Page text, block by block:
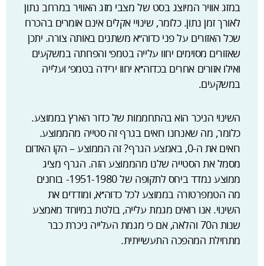
במזג אוויר המיוצג בסט של מצבי מזג האוויר במרחב נתון
לאורך זמן נתון. כלומר, שינויי אקלים אינם אומרים בהכרח
שכל האזורים על פני כדוה׳׳א משתנים באותה צורה. יתכן
שאזורים מסוימים יחוו עלייה בטמפ׳ והפחתה במשקעים
ואילו אזורים אחרים בכדוה׳׳א יחוו ירידה בטמפ׳ ועלייה
במשקעים.
השינוי הניכר הוא בהתחממות של כדור הארץ בממוצע.
כלומר, מה שאנחנו רואים בגרף זה סטייה מהממוצע.
רואים את ה-0, באמצע הגרף? זה הממוצע – הקו האדום
מסמל את הסטייה שלנו מהממוצע הזה. הגרף מציג
ממוצע נמדד ביחס לתקופה של 1951-1980- בוחנים
מה הטמפרטורה בממוצע לכל כדוה׳׳א, ומודדים את
השינוי. אנו רואים מגמת עלייה, בולטת במיוחד מאמצע
שנות ה70 והלאה, אם כי מגמת העלייה ניכרת כבר
מתחילת המהפכה התעשייתית.